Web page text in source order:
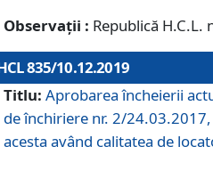
Observații : Republică H.C.L.
835/10.12.2019
Titlu: Aprobarea încheierii
de închiriere nr. 2/24.03.2017,
acesta având calitatea de